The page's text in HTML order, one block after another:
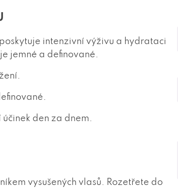
intenzivní výživu a hydrataci
jemné a definované.
den za dnem.
vysušených vlasů. Rozetřete do